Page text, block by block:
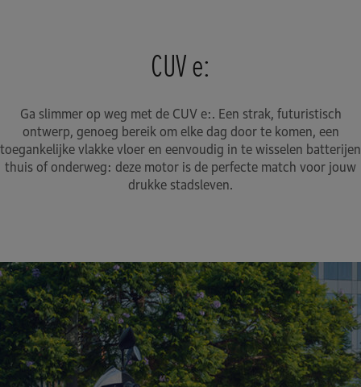
CUV e:
Ga slimmer op weg met de CUV e:. Een strak, futuristisch
ontwerp, genoeg bereik om elke dag door te komen, een
toegankelijke vlakke vloer en eenvoudig in te wisselen batterijen
thuis of onderweg: deze motor is de perfecte match voor jouw
drukke stadsleven.